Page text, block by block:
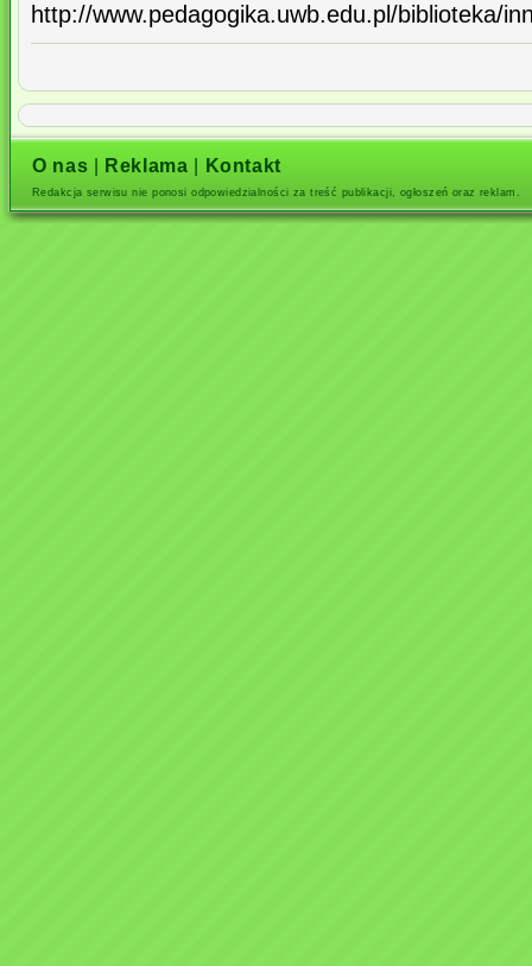
http://www.pedagogika.uwb.edu.pl/biblioteka/
O nas Reklama Kontakt
Redakcja serwisu nie ponosi odpowiedzialności za treść publikacji, ogłoszeń oraz reklam.